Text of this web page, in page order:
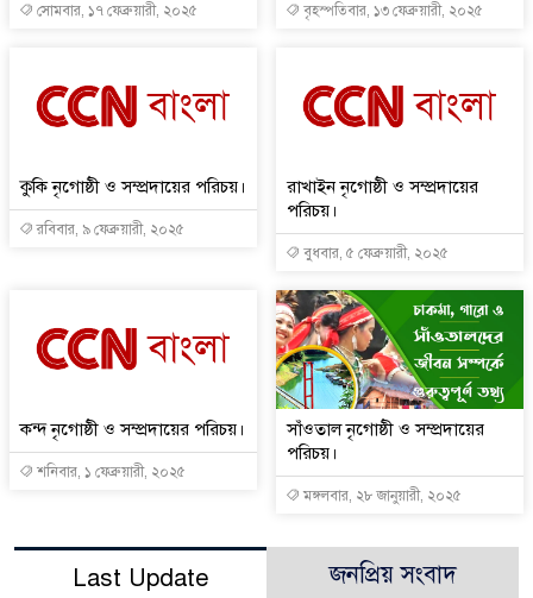
সোমবার, ১৭ ফেব্রুয়ারী, ২০২৫ বৃহস্পতিবার, ১৩ ফেব্রুয়ারী, ২০২৫
কুকি নৃগোষ্ঠী ও সম্প্রদায়ের পরিচয়।
রবিবার, ৯ ফেব্রুয়ারী, ২০২৫
রাখাইন নৃগোষ্ঠী ও সম্প্রদায়ের
পরিচয়।
বুধবার, ৫ ফেব্রুয়ারী, ২০২৫
কন্দ নৃগোষ্ঠী ও সম্প্রদায়ের পরিচয়।
শনিবার, ১ ফেব্রুয়ারী, ২০২৫
সাঁওতাল নৃগোষ্ঠী ও সম্প্রদায়ের
পরিচয়।
মঙ্গলবার, ২৮ জানুয়ারী, ২০২৫
Last Update জনপ্রিয় সংবাদ